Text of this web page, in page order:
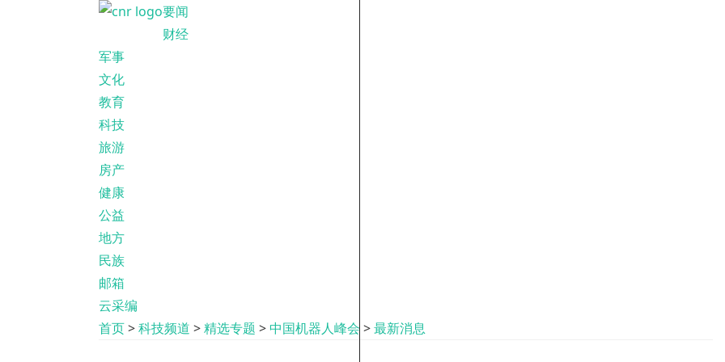
要闻
财经
军事
文化
教育
科技
旅游
房产
健康
公益
地方
民族
邮箱
云采编
首页>科技频道 >精选专题 >中国机器人峰会 >最新消息